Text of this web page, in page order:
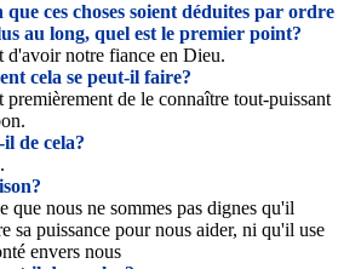
ces choses soient déduites par ordre
au long, quel est le premier point?
d'avoir notre fiance en Dieu.
cela se peut-il faire?
premièrement de le connaître tout-puissant
de cela?
que nous ne sommes pas dignes qu'il
sa puissance pour nous aider, ni qu'il use
envers nous